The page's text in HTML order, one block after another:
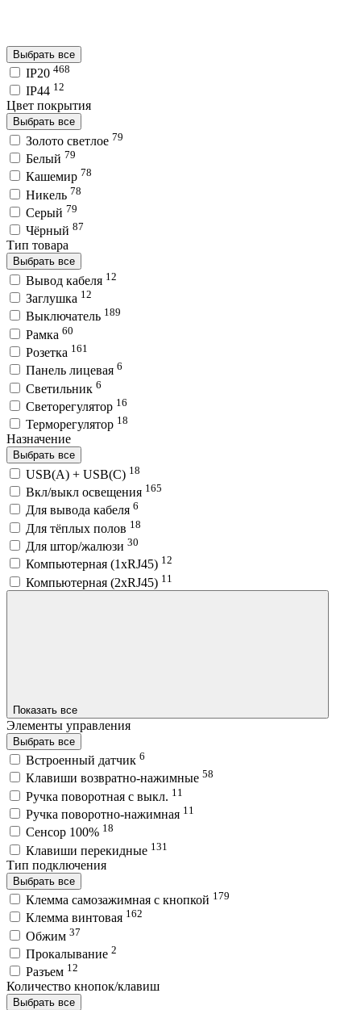
Выбрать все
IP20 468
IP44 12
Цвет покрытия
Выбрать все
Золото светлое 79
Белый 79
Кашемир 78
Никель 78
Серый 79
Чёрный 87
Тип товара
Выбрать все
Вывод кабеля 12
Заглушка 12
Выключатель 189
Рамка 60
Розетка 161
Панель лицевая 6
Светильник 6
Светорегулятор 16
Терморегулятор 18
Назначение
Выбрать все
USB(A) + USB(C) 18
Вкл/выкл освещения 165
Для вывода кабеля 6
Для тёплых полов 18
Для штор/жалюзи 30
Компьютерная (1хRJ45) 12
Компьютерная (2хRJ45) 11
Показать все
Элементы управления
Выбрать все
Встроенный датчик 6
Клавиши возвратно-нажимные 58
Ручка поворотная с выкл. 11
Ручка поворотно-нажимная 11
Сенсор 100% 18
Клавиши перекидные 131
Тип подключения
Выбрать все
Клемма самозажимная с кнопкой 179
Клемма винтовая 162
Обжим 37
Прокалывание 2
Разъем 12
Количество кнопок/клавиш
Выбрать все